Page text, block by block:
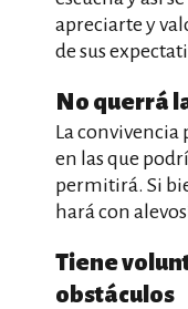
apreciarte y
de sus
No querrá
La convivencia
en las que
permitirá. Si
hará con
Tiene
obstáculos